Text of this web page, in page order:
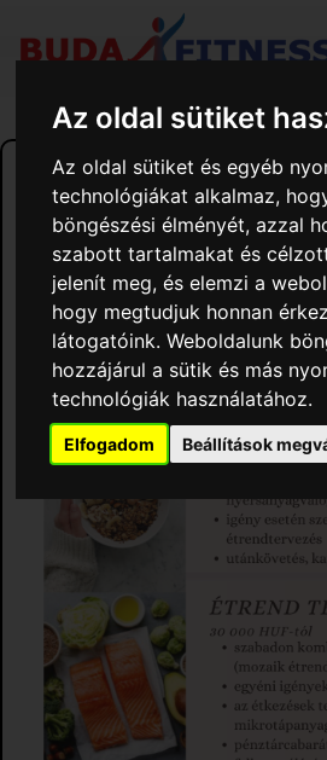
Az oldal sütiket
Az oldal sütiket és egyéb
technológiákat alkalmaz,
böngészési élményét, azzal
szabott tartalmakat és
jelenít meg, és elemzi a
hogy megtudjuk honnan
látogatóink. Weboldalunk
hozzájárul a sütik és más
technológiák használatához.
Elfogadom Beállítások
Zombai Zsuzsanna